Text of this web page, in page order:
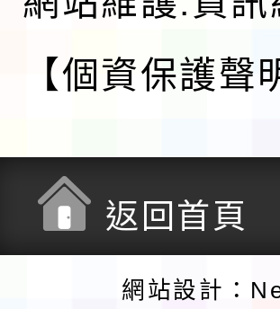
【個資保護聲
返回首頁
網站設計：